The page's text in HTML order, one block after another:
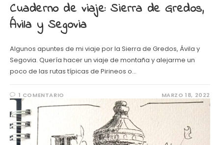
Cuaderno de viaje: Sierra de Gredos,
Ávila y Segovia
Algunos apuntes de mi viaje por la Sierra de Gredos, Ávila y
Segovia. Quería hacer un viaje de montaña y alejarme un
poco de las rutas típicas de Pirineos o…
1 COMENTARIO MARZO 18, 2022